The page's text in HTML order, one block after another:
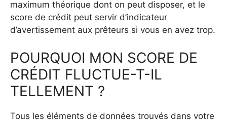
maximum théorique dont on peut disposer, et le
score de crédit peut servir d’indicateur
d’avertissement aux prêteurs si vous en avez trop.
POURQUOI MON SCORE DE
CRÉDIT FLUCTUE-T-IL
TELLEMENT ?
Tous les éléments de données trouvés dans votre